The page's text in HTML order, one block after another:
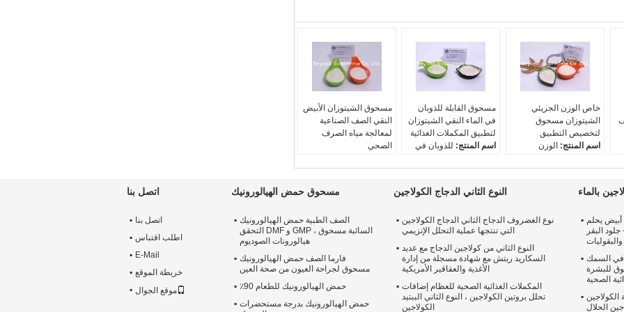
مسحوق الشيتوزان الأبيض
النقي الصف الصناعية
لمعالجة مياه الصرف
الصحي
الصناعية الشيتوزان
في منزل
رقم سجل المستخلصات
الكيميائية:9012-76-4
مسحوق القابلة للذوبان
في الماء النقي الشيتوزان
لتطبيق المكملات الغذائية
اسم المنتج: للذوبان في
أصل:قذائف السلطعون
نوعية معيار:USP38
خاص الوزن الجزيئي
الشيتوزان مسحوق
لتخصيص التطبيق
اسم المنتج: الوزن
أصل:قذائف من سرطان
درجة Deacetylation:
نوعية معيار:
في منزل
عادي
بالماء
يحلم
البقر
والبقوليات
في السمك
للبشرة
الصحية
الكولاجين
الحلال
النوع الثاني الدجاج الكولاجين
نوع الغضروف الدجاج الثاني الدجاج الكولاجين
التي تنتجها عملية التحلل الإنزيمي
النوع الثاني من كولاجين الدجاج مع عديد
السكاريد ريتش مع شهادة مسجلة من إدارة
الأغذية والعقاقير الأمريكية
المكملات الغذائية الصحية للعظام إضافات
تحلل بروتين الكولاجين ، النوع الثاني الببتيد
الكولاجين
مسحوق حمض الهيالورونيك
الصف الطبية حمض الهيالورونيك
السائبة مسحوق ، GMP و DMF التحقق
هيالورونات الصوديوم
فارما الصف حمض الهيالورونيك
مسحوق لجراحة العيون من صحة العين
حمض الهيالورونيك للطعام 90٪
حمض الهيالورونيك بدرجة مستحضرات
اتصل بنا
اتصل بنا
اطلب اقتباس
E-Mail
خريطة الموقع
موقع الجوال